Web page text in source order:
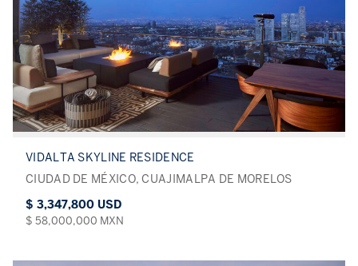
VIDALTA SKYLINE RESIDENCE
CIUDAD DE MÉXICO, CUAJIMALPA DE MORELOS
$ 3,347,800 USD
$ 58,000,000 MXN